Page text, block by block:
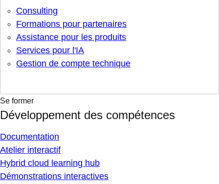
Consulting
Formations pour partenaires
Assistance pour les produits
Services pour l'IA
Gestion de compte technique
Se former
Développement des compétences
Documentation
Atelier interactif
Hybrid cloud learning hub
Démonstrations interactives